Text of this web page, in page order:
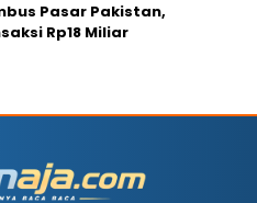
Pasar Pakistan,
Rp18 Miliar